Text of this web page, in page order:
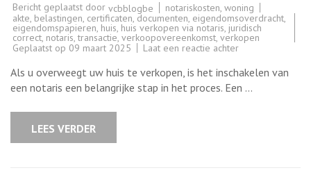
Bericht geplaatst door vcbblogbe notariskosten, woning
akte belastingen certificaten documenten eigendomsoverdracht
eigendomspapieren huis huis verkopen via notaris juridisch
correct notaris ,transactie verkoopovereenkomst verkopen
Geplaatst op 09 maart 2025 Laat een reactie achterop
verkopen
via
notaris:
Een
Als u overweegt uw huis te verkopen, is het inschakelen van
een notaris een belangrijke stap in het proces. Een …
LEES VERDER